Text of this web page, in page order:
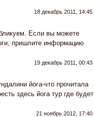
18 декабрь 2011, 14:45
Если вы можете
пришлите информацию
19 декабрь 2011, 00:43
йога-что прочитала
здесь йога тур где будет
21 ноябрь 2012, 17:40